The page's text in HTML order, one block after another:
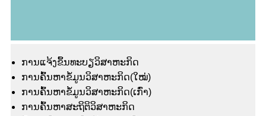
ການແຈ້ງຂຶ້ນທະບຽວິສາຫະກິດ
ການຄົ້ນຫາຂໍ້ມູນວິສາຫະກິດ(ໃໝ່)
ການຄົ້ນຫາຂໍ້ມູນວິສາຫະກິດ(ເກົ່າ)
ການຄົ້ນຫາສະຖິຕິວິສາຫະກິດ